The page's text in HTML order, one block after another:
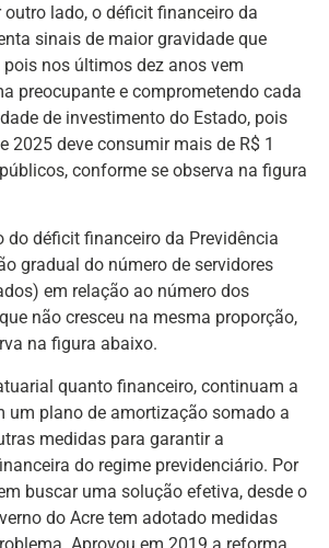
outro lado, o déficit financeiro da
sinais de maior gravidade que
nos últimos dez anos vem
preocupante e comprometendo cada
de investimento do Estado, pois
2025 deve consumir mais de R$ 1
conforme se observa na figura
do déficit financeiro da Previdência
gradual do número de servidores
em relação ao número dos
não cresceu na mesma proporção,
na figura abaixo.
quanto financeiro, continuam a
um plano de amortização somado a
medidas para garantir a
do regime previdenciário. Por
buscar uma solução efetiva, desde o
do Acre tem adotado medidas
Aprovou em 2019 a reforma